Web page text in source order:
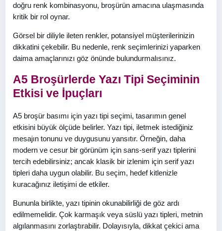
doğru renk kombinasyonu, broşürün amacına ulaşmasında
kritik bir rol oynar.
Görsel bir diliyle ileten renkler, potansiyel müşterilerinizin
dikkatini çekebilir. Bu nedenle, renk seçimlerinizi yaparken
daima amaçlarınızı göz önünde bulundurmalısınız.
A5 Broşürlerde Yazı Tipi Seçiminin
Etkisi ve İpuçları
A5 broşür basımı için yazı tipi seçimi, tasarımın genel
etkisini büyük ölçüde belirler. Yazı tipi, iletmek istediğiniz
mesajın tonunu ve duygusunu yansıtır. Örneğin, daha
modern ve cesur bir görünüm için sans-serif yazı tiplerini
tercih edebilirsiniz; ancak klasik bir izlenim için serif yazı
tipleri daha uygun olabilir. Bu seçim, hedef kitlenizle
kuracağınız iletişimi de etkiler.
Bununla birlikte, yazı tipinin okunabilirliği de göz ardı
edilmemelidir. Çok karmaşık veya süslü yazı tipleri, metnin
algılanmasını zorlaştırabilir. Dolayısıyla, dikkat çekici ama